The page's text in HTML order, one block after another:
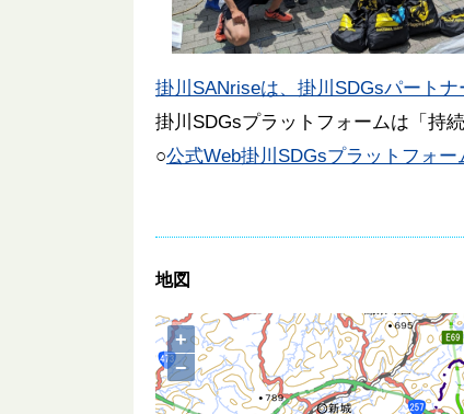
掛川SANriseは、掛川SDGsパートナ
掛川SDGsプラットフォームは「持
○公式Web掛川SDGsプラットフォー
地図
+
−